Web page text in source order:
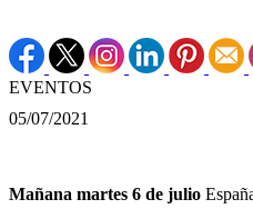
EVENTOS
05/07/2021
Mañana martes 6 de julio